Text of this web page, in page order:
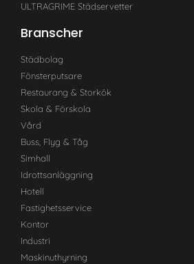
ULTRAGRIME Städservetter
Branscher
Städbolag
Fönsterputsare
Restaurang & Storkök
Skola & Förskola
Vård
Buss, Flyg & Tåg
Simhall
Idrottsanläggning
Hotell
Fastighetsservice
Kontor
Industri
Maskinuthyrning